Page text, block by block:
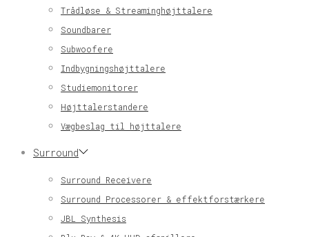
Trådløse & Streaminghøjttalere
Soundbarer
Subwoofere
Indbygningshøjttalere
Studiemonitorer
Højttalerstandere
Vægbeslag til højttalere
Surround
Surround Receivere
Surround Processorer & effektforstærkere
JBL Synthesis